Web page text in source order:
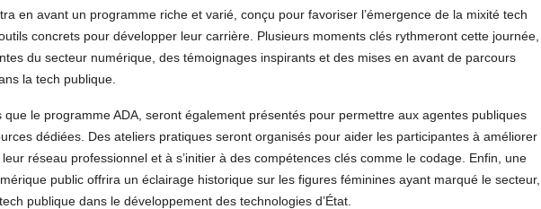
en avant un programme riche et varié, conçu pour favoriser l’émergence de la mixité tech
concrets pour développer leur carrière. Plusieurs moments clés rythmeront cette journée,
du secteur numérique, des témoignages inspirants et des mises en avant de parcours
la tech publique.
que le programme ADA, seront également présentés pour permettre aux agentes publiques
dédiées. Des ateliers pratiques seront organisés pour aider les participantes à améliorer
réseau professionnel et à s’initier à des compétences clés comme le codage. Enfin, une
public offrira un éclairage historique sur les figures féminines ayant marqué le secteur,
publique dans le développement des technologies d’État.